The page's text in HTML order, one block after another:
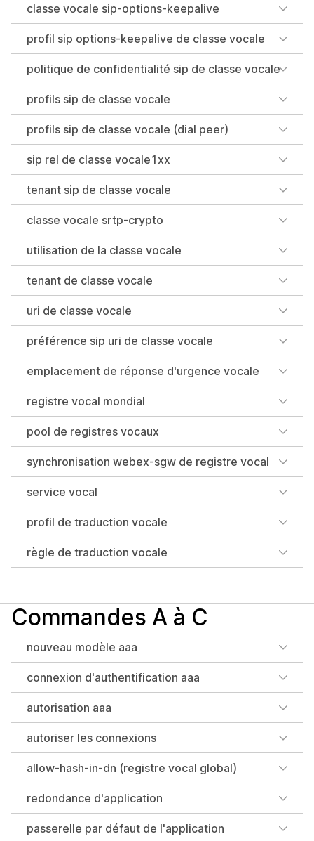
classe vocale sip-options-keepalive
profil sip options-keepalive de classe vocale
politique de confidentialité sip de classe vocale
profils sip de classe vocale
profils sip de classe vocale (dial peer)
sip rel de classe vocale1xx
tenant sip de classe vocale
classe vocale srtp-crypto
utilisation de la classe vocale
tenant de classe vocale
uri de classe vocale
préférence sip uri de classe vocale
emplacement de réponse d'urgence vocale
registre vocal mondial
pool de registres vocaux
synchronisation webex-sgw de registre vocal
service vocal
profil de traduction vocale
règle de traduction vocale
Commandes A à C
nouveau modèle aaa
connexion d'authentification aaa
autorisation aaa
autoriser les connexions
allow-hash-in-dn (registre vocal global)
redondance d'application
passerelle par défaut de l'application